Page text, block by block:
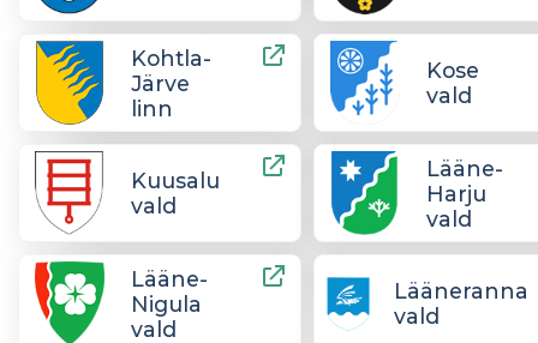
Kohtla-
Järve
linn
Kose
vald
Kuusalu
vald
Lääne-
Harju
vald
Lääne-
Nigula
vald
Lääneranna
vald